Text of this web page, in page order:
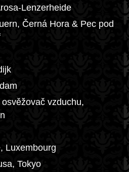
Lenzerheide
Černá Hora & Pec pod
vzduchu,
Luxembourg
Tokyo